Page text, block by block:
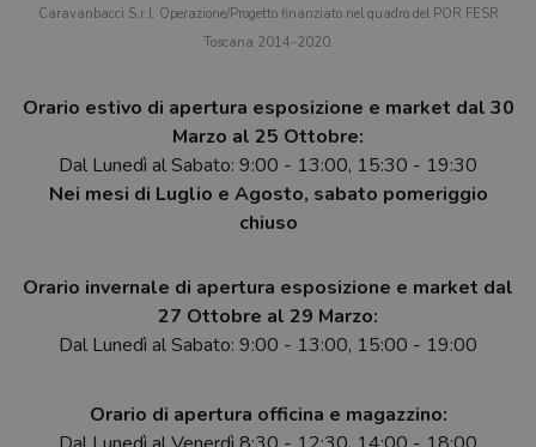
Caravanbacci S.r.l. Operazione/Progetto finanziato nel quadro del POR FESR
Toscana 2014-2020.
Orario estivo di apertura esposizione e market dal 30
Marzo al 25 Ottobre:
Dal Lunedì al Sabato: 9:00 - 13:00, 15:30 - 19:30
Nei mesi di Luglio e Agosto, sabato pomeriggio
chiuso
Orario invernale di apertura esposizione e market dal
27 Ottobre al 29 Marzo:
Dal Lunedì al Sabato: 9:00 - 13:00, 15:00 - 19:00
Orario di apertura officina e magazzino: